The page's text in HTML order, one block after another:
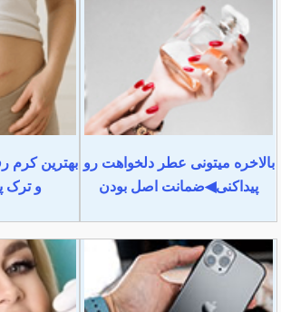
بالاخره میتونی عطر دلخواهت رو
پیداکنی◀ضمانت اصل بودن
بهترین کرم
و ترک